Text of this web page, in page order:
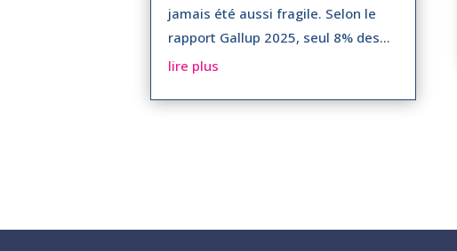
jamais été aussi fragile. Selon le
rapport Gallup 2025, seul 8% des...
lire plus